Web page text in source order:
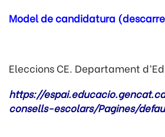
Model de candidatura
Eleccions CE. Departament
https://
consells-escolars/Pagines/